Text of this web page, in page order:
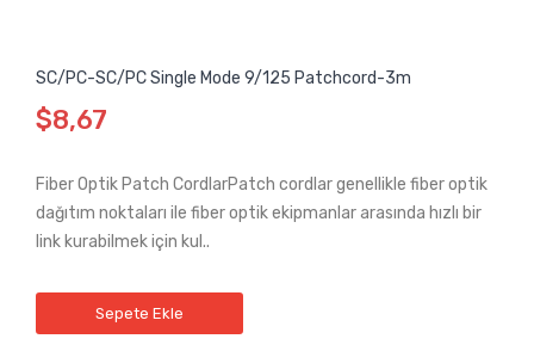
SC/PC-SC/PC Single Mode 9/125 Patchcord-3m
$8,67
Fiber Optik Patch CordlarPatch cordlar genellikle fiber optik
dağıtım noktaları ile fiber optik ekipmanlar arasında hızlı bir
link kurabilmek için kul..
Sepete Ekle